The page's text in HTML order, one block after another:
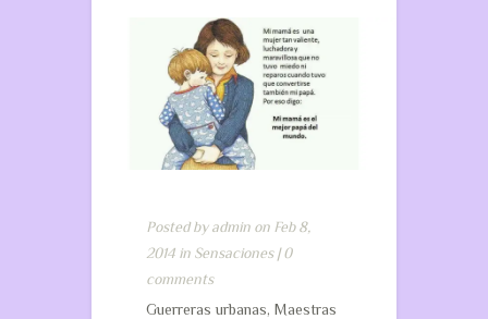
Posted byadmin on Feb 8,
2014 in Sensaciones|0
comments
Guerreras urbanas, Maestras